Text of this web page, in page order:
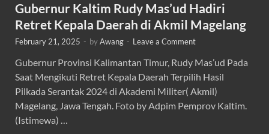
Gubernur Kaltim Rudy Mas’ud Hadiri
Retret Kepala Daerah di Akmil Magelang
February 21, 2025 - byAwang - Leave a Comment
Gubernur Provinsi Kalimantan Timur, Rudy Mas’ud Pada
Saat Mengikuti Retret Kepala Daerah Terpilih Hasil
Pilkada Serantak 2024 di Akademi Militer( Akmil)
Magelang, Jawa Tengah. Foto by Adpim Pemprov Kaltim.
(Istimewa) …